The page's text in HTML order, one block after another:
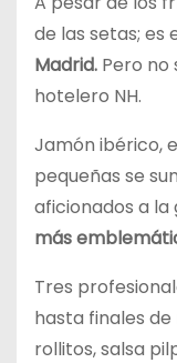
de las setas;
Madrid. Pero
hotelero NH.
Jamón ibérico,
pequeñas se
aficionados a
más
Tres
hasta finales
rollitos, salsa